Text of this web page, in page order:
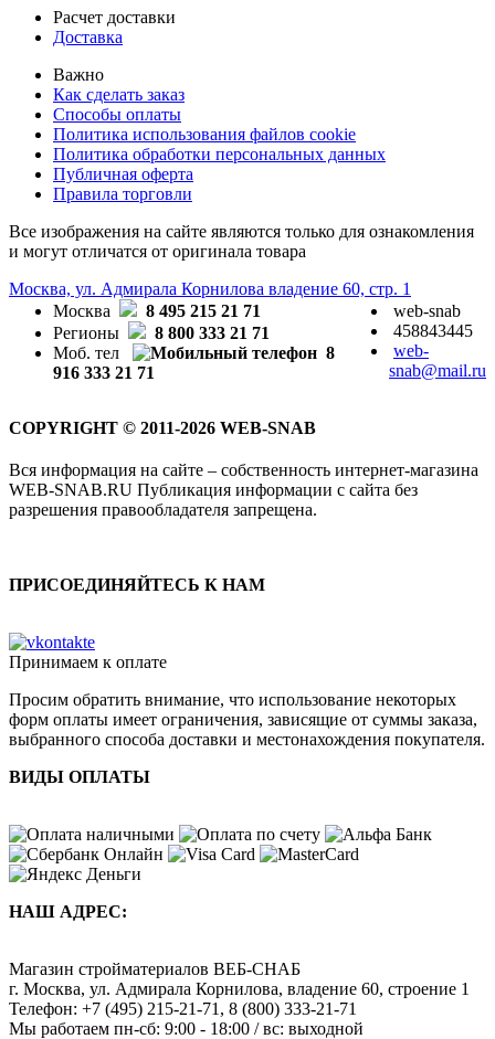
Расчет доставки
Доставка
Важно
Как сделать заказ
Способы оплаты
Политика использования файлов cookie
Политика обработки персональных данных
Публичная оферта
Правила торговли
Все изображения на сайте являются только для ознакомления
и могут отличатся от оригинала товара
Москва, ул. Адмирала Корнилова владение 60, стр. 1
Москва
8 495 215 21 71
Регионы
8 800 333 21 71
Моб. тел
8
916 333 21 71
web-snab
458843445
web-
snab@mail.ru
COPYRIGHT © 2011-2026 WEB-SNAB
Вся информация на сайте – собственность интернет-магазина
WEB-SNAB.RU Публикация информации с сайта без
разрешения правообладателя запрещена.
ПРИСОЕДИНЯЙТЕСЬ К НАМ
Принимаем к оплате
Просим обратить внимание, что использование некоторых
форм оплаты имеет ограничения, зависящие от суммы заказа,
выбранного способа доставки и местонахождения покупателя.
ВИДЫ ОПЛАТЫ
НАШ АДРЕС:
Магазин стройматериалов ВЕБ-СНАБ
г. Москва, ул. Адмирала Корнилова, владение 60, строение 1
Телефон: +7 (495) 215-21-71 , 8 (800) 333-21-71
Мы работаем пн-сб: 9:00 - 18:00 / вс: выходной